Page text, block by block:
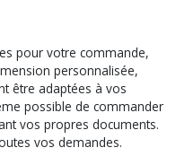
pour votre commande,
personnalisée,
être adaptées à vos
possible de commander
vos propres documents.
vos demandes.